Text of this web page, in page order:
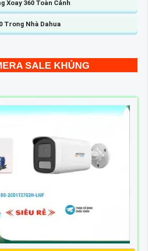
Xoay 360 Toàn Cảnh
Trong Nhà Dahua
SALE KHỦNG